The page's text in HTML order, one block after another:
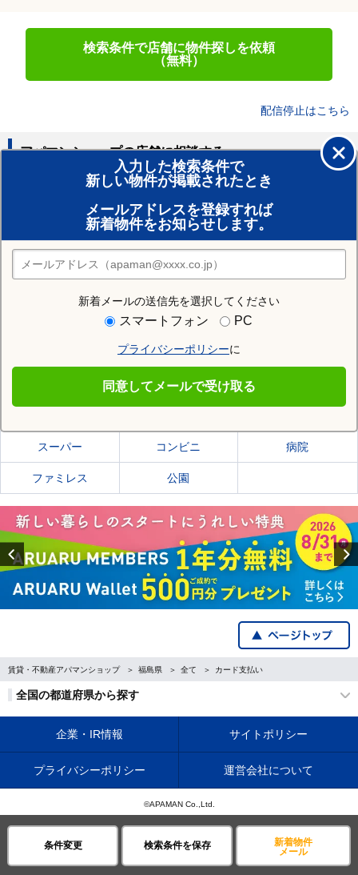
条件変更 検索条件を保存
新着物件
メール
検索条件で店舗に物件探しを依頼
（無料）
配信停止はこちら
入力した検索条件で
新しい物件が掲載されたとき
メールアドレスを登録すれば
新着物件をお知らせします。
新着メールの送信先を選択してください
スマートフォン PC
プライバシーポリシーに
同意してメールで受け取る
アパマンショップの店舗に相談する
賃貸のプロがお部屋探し！
おまかせ物件リクエスト
住みたい街の店舗を探す
店舗検索
住む街研究所でいわき市の情報を見る
いわき市の施設一覧
スーパー コンビニ 病院
ファミレス 公園
Previous
賃貸・不動産アパマンショップ 福島県 全て カード支払い
全国の都道府県から探す
企業・IR情報 サイトポリシー
プライバシーポリシー 運営会社について
©APAMAN Co.,Ltd.